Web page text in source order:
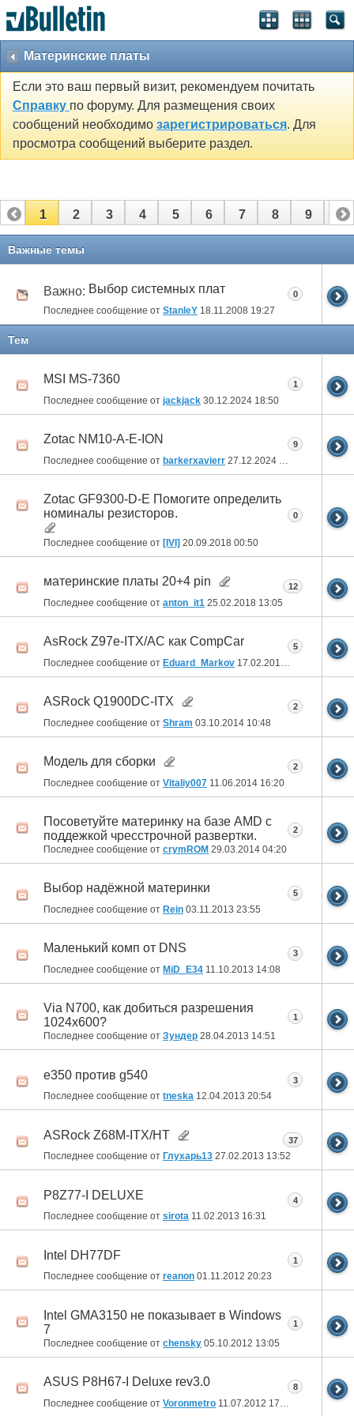
Материнские платы
Если это ваш первый визит, рекомендуем почитать
Справку по форуму. Для размещения своих
сообщений необходимо зарегистрироваться. Для
просмотра сообщений выберите раздел.
1 2 3 4 5 6 7 8 9 10
11
Важные темы
Важно: Выбор системных плат
Последнее сообщение от StanleY 18.11.2008 19:27
0
Тем
MSI MS-7360
Последнее сообщение от jackjack 30.12.2024 18:50
1
Zotac NM10-A-E-ION
Последнее сообщение от barkerxavierr 27.12.2024
9
Zotac GF9300-D-E Помогите определить
номиналы резисторов.
Последнее сообщение от [IVI] 20.09.2018 00:50
0
материнские платы 20+4 pin
Последнее сообщение от anton_it1 25.02.2018 13:05
12
AsRock Z97e-ITX/AC как CompCar
Последнее сообщение от Eduard_Markov 17.02.2018 01:50
5
ASRock Q1900DC-ITX
Последнее сообщение от Shram 03.10.2014 10:48
2
Модель для сборки
Последнее сообщение от Vitaliy007 11.06.2014 16:20
2
Посоветуйте материнку на базе AMD с
поддежкой чресстрочной развертки.
Последнее сообщение от crymROM 29.03.2014 04:20
2
Выбор надёжной материнки
Последнее сообщение от Rein 03.11.2013 23:55
5
Маленький комп от DNS
Последнее сообщение от MiD_E34 11.10.2013 14:08
3
Via N700, как добиться разрешения
1024х600?
Последнее сообщение от Зундер 28.04.2013 14:51
1
e350 против g540
Последнее сообщение от tneska 12.04.2013 20:54
3
ASRock Z68M-ITX/HT
Последнее сообщение от Глухарь13 27.02.2013 13:52
37
P8Z77-I DELUXE
Последнее сообщение от sirota 11.02.2013 16:31
4
Intel DH77DF
Последнее сообщение от reanon 01.11.2012 20:23
1
Intel GMA3150 не показывает в Windows
7
Последнее сообщение от chensky 05.10.2012 13:05
1
ASUS P8H67-I Deluxe rev3.0
Последнее сообщение от Voronmetro 11.07.2012 17:03
8